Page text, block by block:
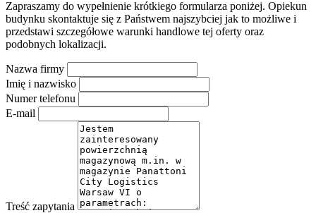
Zapraszamy do wypełnienie krótkiego formularza poniżej. Opiekun
budynku skontaktuje się z Państwem najszybciej jak to możliwe i
przedstawi szczegółowe warunki handlowe tej oferty oraz
podobnych lokalizacji.
Nazwa firmy
Imię i nazwisko
Numer telefonu
E-mail
Treść zapytania